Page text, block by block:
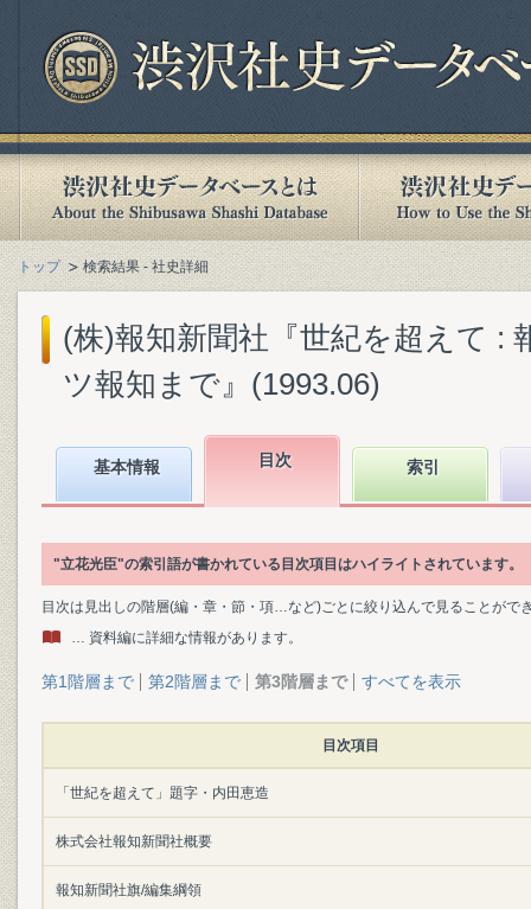
トップ 検索結果 - 社史詳細
(株)報知新聞社『世紀を超えて :
ツ報知まで』(1993.06)
基本情報 目次 索引
"立花光臣"の索引語が書かれている目次項目はハイライトされています。
目次は見出しの階層(編・章・節・項…など)ごとに絞り込んで見ることがで
… 資料編に詳細な情報があります。
第1階層まで 第2階層まで 第3階層まで すべてを表示
目次項目
「世紀を超えて」題字・内田恵造
株式会社報知新聞社概要
報知新聞社旗/編集綱領